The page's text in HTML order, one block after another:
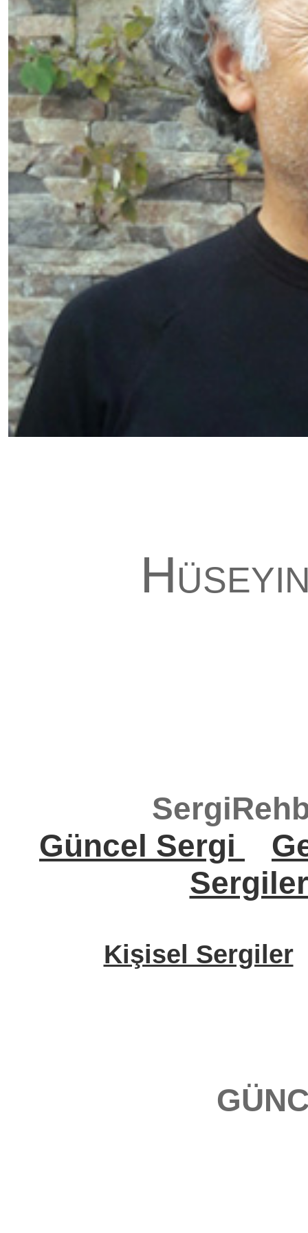
Güncel Sergi
Kişisel Sergiler